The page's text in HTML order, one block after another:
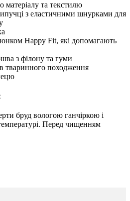
матеріалу та текстилю
з еластичними шнурками для
Happy Fit, які допомагають
з філону та гуми
тваринного походження
бруд вологою ганчіркою і
Перед чищенням